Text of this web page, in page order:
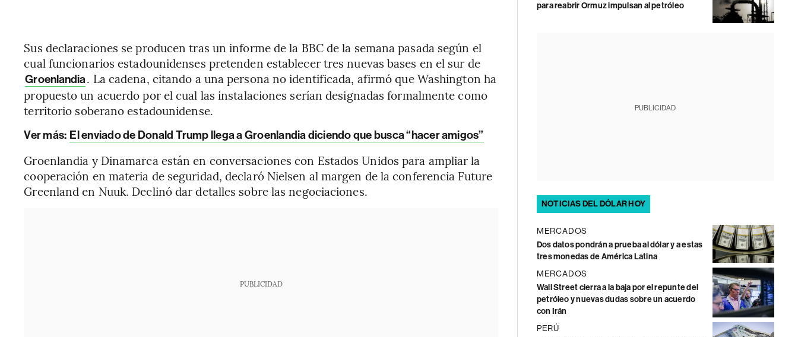
Sus declaraciones se producen tras un informe de la BBC de la semana pasada según el
cual funcionarios estadounidenses pretenden establecer tres nuevas bases en el sur de
Groenlandia. La cadena, citando a una persona no identificada, afirmó que Washington ha
propuesto un acuerdo por el cual las instalaciones serían designadas formalmente como
territorio soberano estadounidense.
Ver más: El enviado de Donald Trump llega a Groenlandia diciendo que busca “hacer amigos”
Groenlandia y Dinamarca están en conversaciones con Estados Unidos para ampliar la
cooperación en materia de seguridad, declaró Nielsen al margen de la conferencia Future
Greenland en Nuuk. Declinó dar detalles sobre las negociaciones.
PUBLICIDAD
para reabrir Ormuz impulsan al petróleo
PUBLICIDAD
NOTICIAS DEL DÓLAR HOY
MERCADOS
Dos datos pondrán a prueba al dólar y a estas
tres monedas de América Latina
MERCADOS
Wall Street cierra a la baja por el repunte del
petróleo y nuevas dudas sobre un acuerdo
con Irán
PERÚ